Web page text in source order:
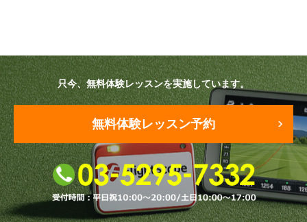
原田メソッド
エゴスキューメソッド
ゴルフが楽しみたい（初心者）
短期間での上達（初心者）
只今、無料体験レッスンを実施しています。
無料体験レッスン予約